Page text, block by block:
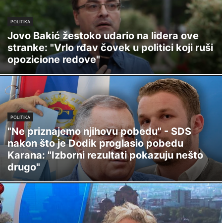
POLITIKA
Jovo Bakić žestoko udario na lidera ove
stranke: "Vrlo rđav čovek u politici koji ruši
opozicione redove"
POLITIKA
"Ne priznajemo njihovu pobedu" - SDS
nakon što je Dodik proglasio pobedu
Karana: "Izborni rezultati pokazuju nešto
drugo"